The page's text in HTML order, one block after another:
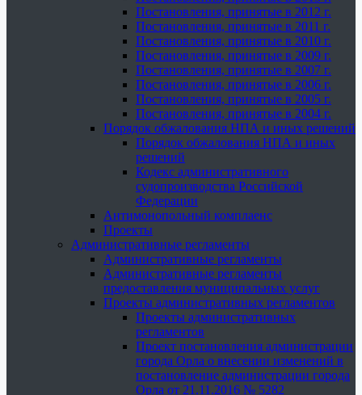
Постановления, принятые в 2012 г.
Постановления, принятые в 2011 г.
Постановления, принятые в 2010 г.
Постановления, принятые в 2009 г.
Постановления, принятые в 2007 г.
Постановления, принятые в 2006 г.
Постановления, принятые в 2005 г.
Постановления, принятые в 2004 г.
Порядок обжалования НПА и иных решений
Порядок обжалования НПА и иных
решений
Кодекс административного
судопроизводства Российской
Федерации
Антимонопольный комплаенс
Проекты
Административные регламенты
Административные регламенты
Административные регламенты
предоставления муниципальных услуг
Проекты административных регламентов
Проекты административных
регламентов
Проект постановления администрации
города Орла о внесении изменений в
постановление администрации города
Орла от 21.11.2016 № 5282